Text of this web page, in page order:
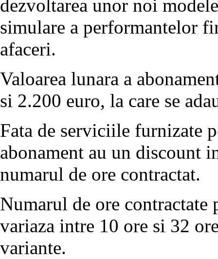
dezvoltarea unor noi
simulare a performantelor
afaceri.
Valoarea lunara a
si 2.200 euro, la care se
Fata de serviciile furnizate
abonament au un discount
numarul de ore contractat.
Numarul de ore contractate
variaza intre 10 ore si 32
variante.